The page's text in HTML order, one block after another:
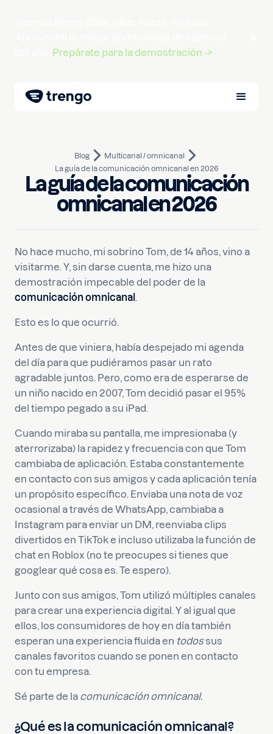
Prepárate para la demostración ->
Blog
Multicanal / omnicanal
La guía de la comunicación omnicanal en 2026
La guía de la comunicación
omnicanal en 2026
30 de noviembre de 2021 10 min de lectura
Escrito porPim
No hace mucho, mi sobrino Tom, de 14 años, vino a
visitarme. Y, sin darse cuenta, me hizo una
demostración impecable del poder de la
comunicación omnicanal .
Esto es lo que ocurrió.
Antes de que viniera, había despejado mi agenda
del día para que pudiéramos pasar un rato
agradable juntos. Pero, como era de esperarse de
un niño nacido en 2007, Tom decidió pasar el 95%
del tiempo pegado a su iPad.
Cuando miraba su pantalla, me impresionaba (y
aterrorizaba) la rapidez y frecuencia con que Tom
cambiaba de aplicación. Estaba constantemente
en contacto con sus amigos y cada aplicación tenía
un propósito específico. Enviaba una nota de voz
ocasional a través de WhatsApp, cambiaba a
Instagram para enviar un DM, reenviaba clips
divertidos en TikTok e incluso utilizaba la función de
chat en Roblox (no te preocupes si tienes que
googlear qué cosa es. Te espero).
Junto con sus amigos, Tom utilizó múltiples canales
para crear una experiencia digital. Y al igual que
ellos, los consumidores de hoy en día también
esperan una experiencia fluida en todossus
canales favoritos cuando se ponen en contacto
con tu empresa.
Sé parte de la comunicación omnicanal.
¿Qué es la comunicación omnicanal?